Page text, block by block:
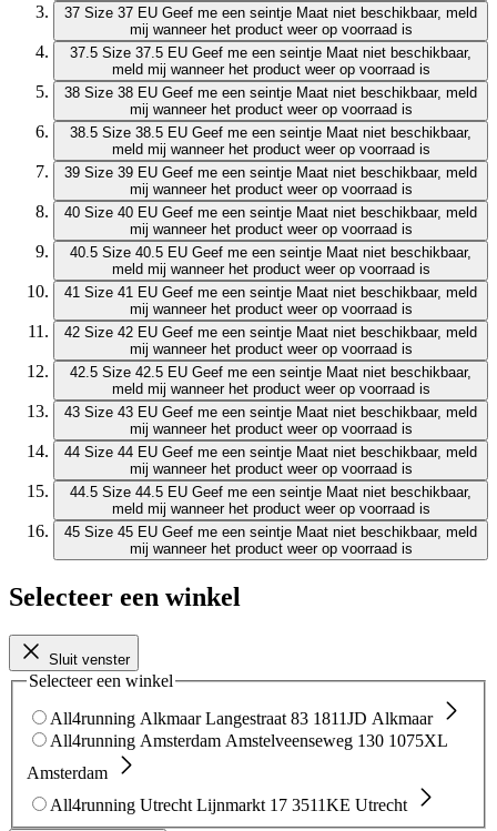
37 Size 37 EU Geef me een seintje Maat niet beschikbaar, meld
mij wanneer het product weer op voorraad is
37.5 Size 37.5 EU Geef me een seintje Maat niet beschikbaar,
meld mij wanneer het product weer op voorraad is
38 Size 38 EU Geef me een seintje Maat niet beschikbaar, meld
mij wanneer het product weer op voorraad is
38.5 Size 38.5 EU Geef me een seintje Maat niet beschikbaar,
meld mij wanneer het product weer op voorraad is
39 Size 39 EU Geef me een seintje Maat niet beschikbaar, meld
mij wanneer het product weer op voorraad is
40 Size 40 EU Geef me een seintje Maat niet beschikbaar, meld
mij wanneer het product weer op voorraad is
40.5 Size 40.5 EU Geef me een seintje Maat niet beschikbaar,
meld mij wanneer het product weer op voorraad is
41 Size 41 EU Geef me een seintje Maat niet beschikbaar, meld
mij wanneer het product weer op voorraad is
42 Size 42 EU Geef me een seintje Maat niet beschikbaar, meld
mij wanneer het product weer op voorraad is
42.5 Size 42.5 EU Geef me een seintje Maat niet beschikbaar,
meld mij wanneer het product weer op voorraad is
43 Size 43 EU Geef me een seintje Maat niet beschikbaar, meld
mij wanneer het product weer op voorraad is
44 Size 44 EU Geef me een seintje Maat niet beschikbaar, meld
mij wanneer het product weer op voorraad is
44.5 Size 44.5 EU Geef me een seintje Maat niet beschikbaar,
meld mij wanneer het product weer op voorraad is
45 Size 45 EU Geef me een seintje Maat niet beschikbaar, meld
mij wanneer het product weer op voorraad is
Selecteer een winkel
Sluit venster
Selecteer een winkel
All4running Alkmaar Langestraat 83 1811JD Alkmaar
All4running Amsterdam Amstelveenseweg 130 1075XL
Amsterdam
All4running Utrecht Lijnmarkt 17 3511KE Utrecht